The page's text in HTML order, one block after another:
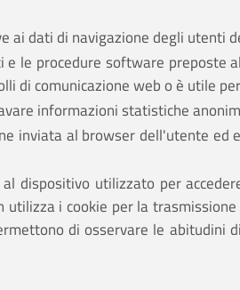
ai dati di navigazione degli utenti
le procedure software preposte
di comunicazione web o è utile
informazioni statistiche
inviata al browser dell'utente
dispositivo utilizzato per
utilizza i cookie per la
di osservare le